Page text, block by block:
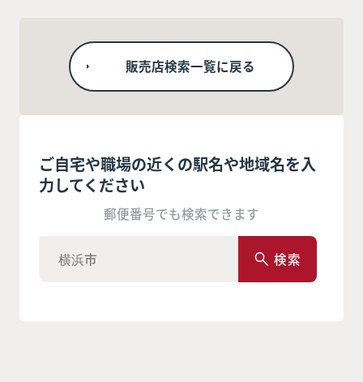
販売店検索一覧に戻る
ご自宅や職場の近くの駅名や地域名を入
力してください
郵便番号でも検索できます
検索